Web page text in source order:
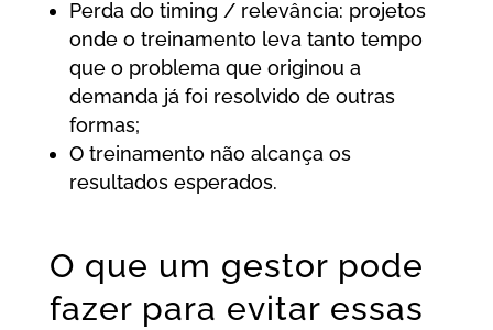
Perda do timing / relevância: projetos
onde o treinamento leva tanto tempo
que o problema que originou a
demanda já foi resolvido de outras
formas;
O treinamento não alcança os
resultados esperados.
O que um gestor pode
fazer para evitar essas